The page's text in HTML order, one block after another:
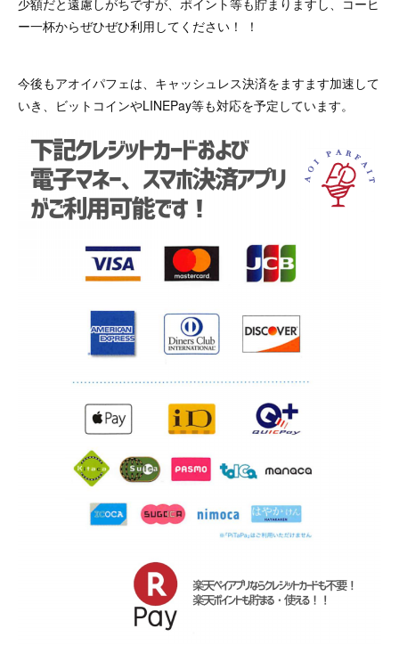
少額だと遠慮しがちですが、ポイント等も貯まりますし、コーヒ
ー一杯からぜひぜひ利用してください！ ！
今後もアオイパフェは、キャッシュレス決済をますます加速して
いき、ビットコインやLINEPay等も対応を予定しています。